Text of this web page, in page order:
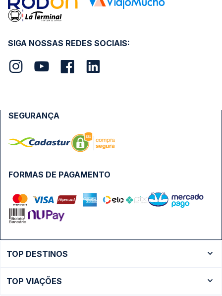
SIGA NOSSAS REDES SOCIAIS:
FORMAS DE PAGAMENTO
SEGURANÇA
TOP DESTINOS
Ônibus São Paulo
TOP VIAÇÕES